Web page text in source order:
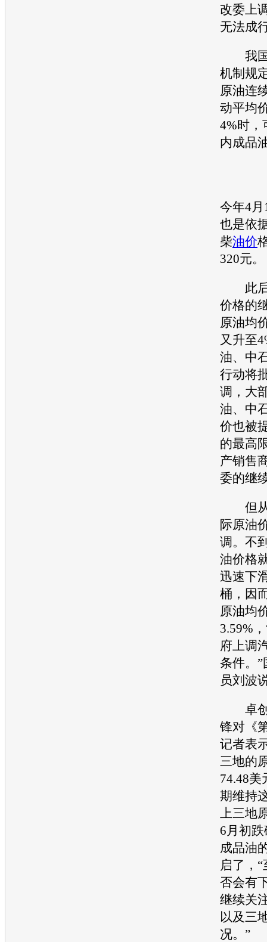
改委上
无法成
我国
机制规
原油连
动平均
4%时，
内成品
今年4
也是依
柴油价
320元。
此后
价格的
原油均
又升至
油、中
行动将
调，大
油、中
价也被
的最高
产销售
委的继
但从
际原油
调。不
油价格
迅速下
桶，因
原油均
3.59%
府上调
条件。
员刘波
卓创
锋对《
记者表
三地的
74.48美
期维持
上三地
6月初
成品油
启了，
否会有
继续关
以及三
况。”